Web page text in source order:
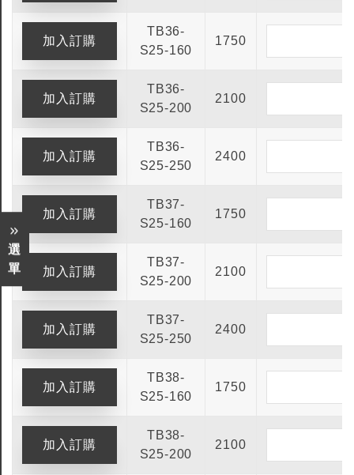
選
單
TB36-
S25-160
1750
TB36-
S25-200
2100
TB36-
S25-250
2400
TB37-
S25-160
1750
TB37-
S25-200
2100
TB37-
S25-250
2400
TB38-
S25-160
1750
TB38-
S25-200
2100